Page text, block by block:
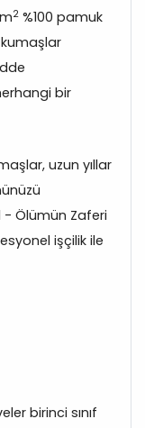
2 %100 pamuk
bir
uzun yıllar
- Ölümün Zaferi
işçilik ile
birinci sınıf